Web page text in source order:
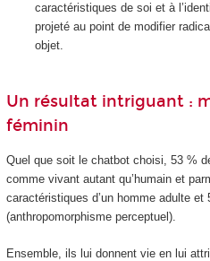
caractéristiques de soi et à
projeté au point de modifier
objet.
Un résultat intriguant :
féminin
Quel que soit le chatbot choisi, 53 %
comme vivant autant qu’humain et
caractéristiques d’un homme adulte et
(anthropomorphisme perceptuel).
Ensemble, ils lui donnent vie en lui